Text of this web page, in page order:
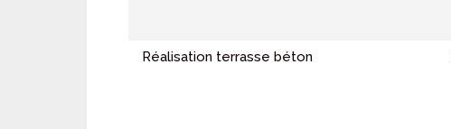
Réalisation terrasse béton